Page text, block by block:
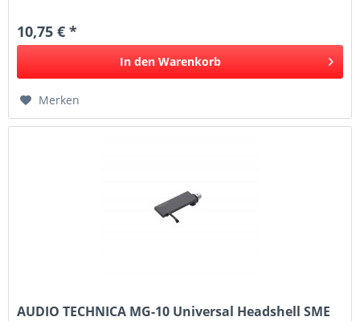
10,75 € *
In den Warenkorb
Merken
AUDIO TECHNICA MG-10 Universal Headshell SME